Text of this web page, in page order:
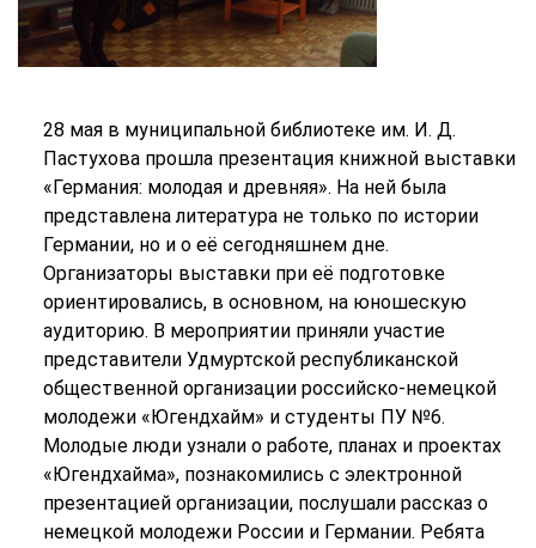
28 мая в муниципальной библиотеке им. И. Д.
Пастухова прошла презентация книжной выставки
«Германия: молодая и древняя». На ней была
представлена литература не только по истории
Германии, но и о её сегодняшнем дне.
Организаторы выставки при её подготовке
ориентировались, в основном, на юношескую
аудиторию. В мероприятии приняли участие
представители Удмуртской республиканской
общественной организации российско-немецкой
молодежи «Югендхайм» и студенты ПУ №6.
Молодые люди узнали о работе, планах и проектах
«Югендхайма», познакомились с электронной
презентацией организации, послушали рассказ о
немецкой молодежи России и Германии. Ребята